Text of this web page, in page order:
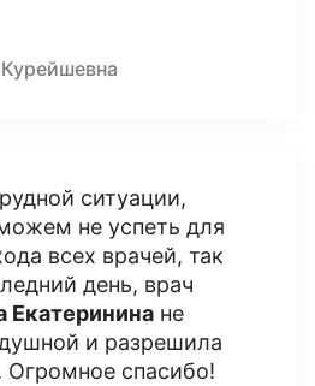
ситуации,
не успеть для
всех врачей, так
день, врач
Екатеринина не
и разрешила
спасибо!